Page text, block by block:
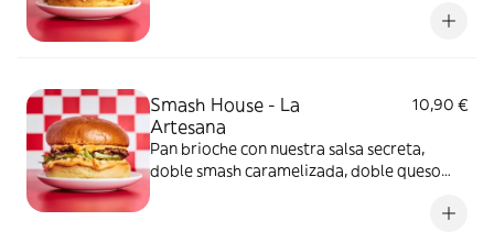
lechuga iceberg y la acidez de los pepinillos
Smash House - La
Artesana
10,90 €
Pan brioche con nuestra salsa secreta,
doble smash caramelizada, doble queso
cebolla, lechuga iceberg y la acidez de los